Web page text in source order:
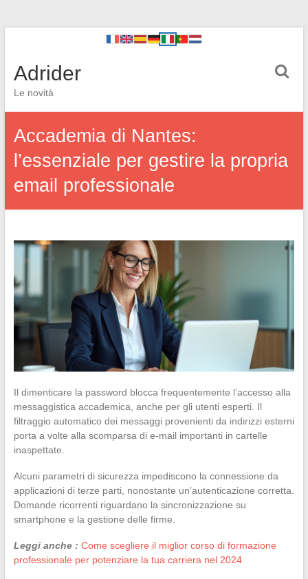
Adrider
Le novità
Accademia di Nantes:
l’essenziale per gestire la propria
email professionale
Il dimenticare la password blocca frequentemente l’accesso alla
messaggistica accademica, anche per gli utenti esperti. Il
filtraggio automatico dei messaggi provenienti da indirizzi esterni
porta a volte alla scomparsa di e-mail importanti in cartelle
inaspettate.
Alcuni parametri di sicurezza impediscono la connessione da
applicazioni di terze parti, nonostante un’autenticazione corretta.
Domande ricorrenti riguardano la sincronizzazione su
smartphone e la gestione delle firme.
Leggi anche : Come scegliere il miglior corso di formazione
professionale per potenziare la tua carriera nel 2024